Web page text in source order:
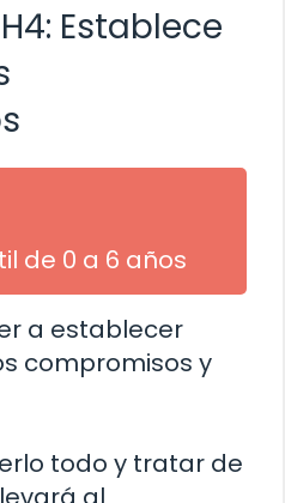
Establece
de 0 a 6 años
a establecer
compromisos y
todo y tratar de